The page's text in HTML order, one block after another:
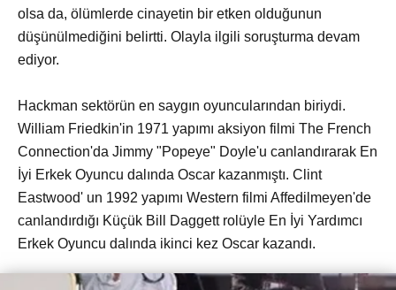
olsa da, ölümlerde cinayetin bir etken olduğunun
düşünülmediğini belirtti. Olayla ilgili soruşturma devam
ediyor.
Hackman sektörün en saygın oyuncularından biriydi.
William Friedkin'in 1971 yapımı aksiyon filmi The French
Connection'da Jimmy "Popeye" Doyle'u canlandırarak En
İyi Erkek Oyuncu dalında Oscar kazanmıştı. Clint
Eastwood' un 1992 yapımı Western filmi Affedilmeyen'de
canlandırdığı Küçük Bill Daggett rolüyle En İyi Yardımcı
Erkek Oyuncu dalında ikinci kez Oscar kazandı.